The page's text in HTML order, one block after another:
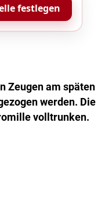
festlegen
Zeugen am späten
werden. Die
volltrunken.